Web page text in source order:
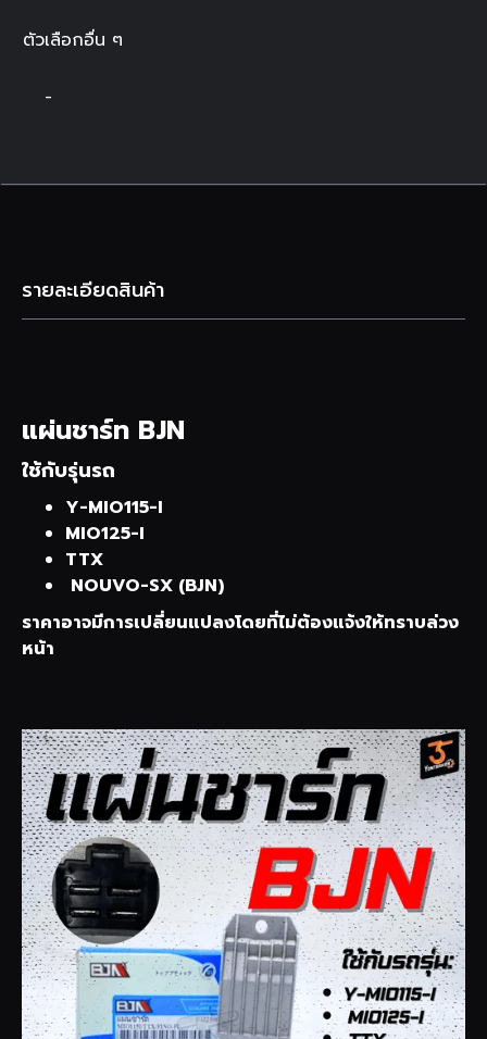
ตัวเลือกอื่น ๆ
-
รายละเอียดสินค้า
แผ่นชาร์ท BJN
ใช้กับรุ่นรถ
Y-MIO115-I
MIO125-I
TTX
NOUVO-SX (BJN)
ราคาอาจมีการเปลี่ยนแปลงโดยที่ไม่ต้องแจ้งให้ทราบล่วง
หน้า